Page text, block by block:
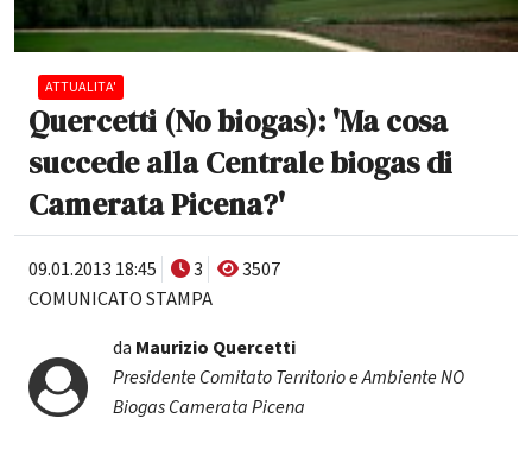
ATTUALITA'
Quercetti (No biogas): 'Ma cosa
succede alla Centrale biogas di
Camerata Picena?'
09.01.2013 18:45 3
3507
COMUNICATO STAMPA
da Maurizio Quercetti
Presidente Comitato Territorio e Ambiente NO
Biogas Camerata Picena